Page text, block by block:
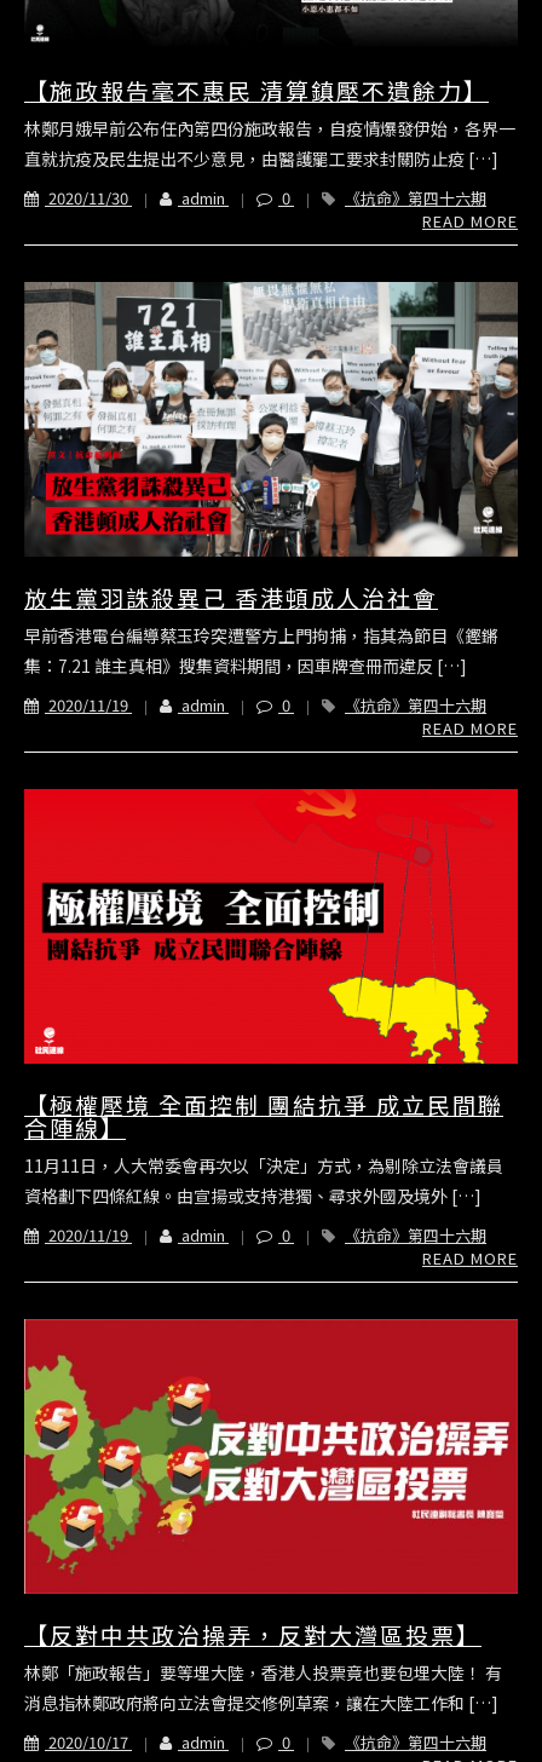
【施政報告毫不惠民 清算鎮壓不遺餘力】
林鄭月娥早前公布任內第四份施政報告，自疫情爆發伊始，各界一
直就抗疫及民生提出不少意見，由醫護罷工要求封關防止疫 […]
2020/11/30 admin 0
《抗命》第四十六期
READ MORE
放生黨羽誅殺異己 香港頓成人治社會
早前香港電台編導蔡玉玲突遭警方上門拘捕，指其為節目《鏗鏘
集：7.21 誰主真相》搜集資料期間，因車牌查冊而違反 […]
2020/11/19 admin 0
《抗命》第四十六期
READ MORE
【極權壓境 全面控制 團結抗爭 成立民間聯
合陣線】
11月11日，人大常委會再次以「決定」方式，為剔除立法會議員
資格劃下四條紅線。由宣揚或支持港獨、尋求外國及境外 […]
2020/11/19 admin 0
《抗命》第四十六期
READ MORE
【反對中共政治操弄，反對大灣區投票】
林鄭「施政報告」要等埋大陸，香港人投票竟也要包埋大陸！ 有
消息指林鄭政府將向立法會提交修例草案，讓在大陸工作和 […]
2020/10/17 admin 0
《抗命》第四十六期